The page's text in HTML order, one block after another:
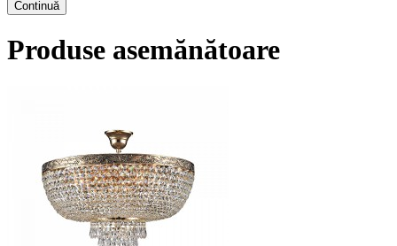
Continuă
Produse asemănătoare